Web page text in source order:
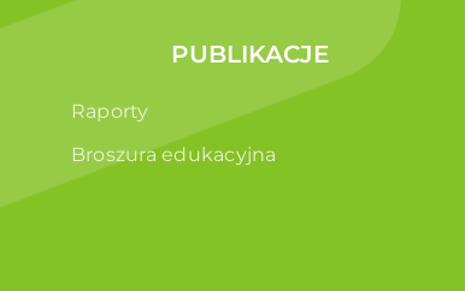
PUBLIKACJE
Raporty
Broszura edukacyjna